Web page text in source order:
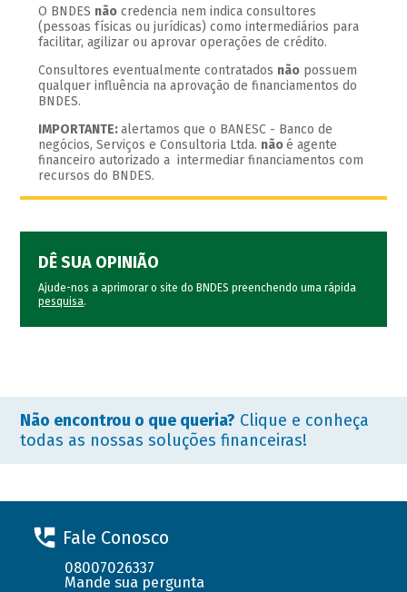
O BNDES não credencia nem indica consultores
(pessoas físicas ou jurídicas) como intermediários para
facilitar, agilizar ou aprovar operações de crédito.
Consultores eventualmente contratados não possuem
qualquer influência na aprovação de financiamentos do
BNDES.
IMPORTANTE:alertamos que o BANESC - Banco de
negócios, Serviços e Consultoria Ltda. nãoé agente
financeiro autorizado a intermediar financiamentos com
recursos do BNDES.
DÊ SUA OPINIÃO
Ajude-nos a aprimorar o site do BNDES preenchendo uma rápida
pesquisa.
Não encontrou o que queria? Clique e conheça
todas as nossas soluções financeiras!
Fale Conosco
08007026337
Mande sua pergunta